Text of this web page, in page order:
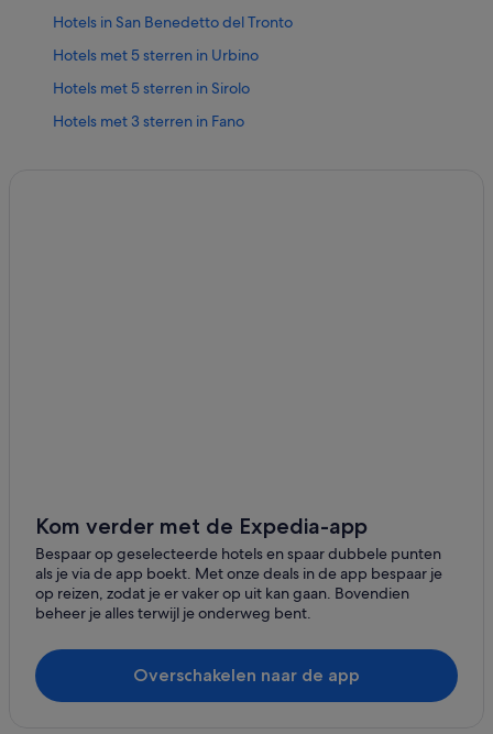
Hotels in San Benedetto del Tronto
Hotels met 5 sterren in Urbino
Hotels met 5 sterren in Sirolo
Hotels met 3 sterren in Fano
Hotels met restaurant in Pesaro
Campings en stacaravans in Montefano
Strand in Ancona
Hotels met waterpark in Ancona
Kom verder met de Expedia-app
Bespaar op geselecteerde hotels en spaar dubbele punten
als je via de app boekt. Met onze deals in de app bespaar je
op reizen, zodat je er vaker op uit kan gaan. Bovendien
beheer je alles terwijl je onderweg bent.
Overschakelen naar de app